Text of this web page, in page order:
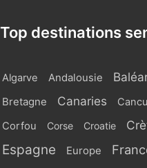
Top destinations
Algarve Andalousie
Bretagne Canaries
Corfou
Corse Croatie
Espagne Europe